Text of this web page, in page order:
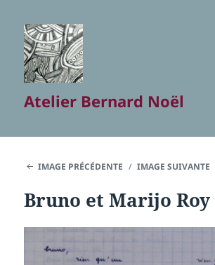
Atelier Bernard Noël
IMAGE PRÉCÉDENTE IMAGE SUIVANTE
Bruno et Marijo Roy